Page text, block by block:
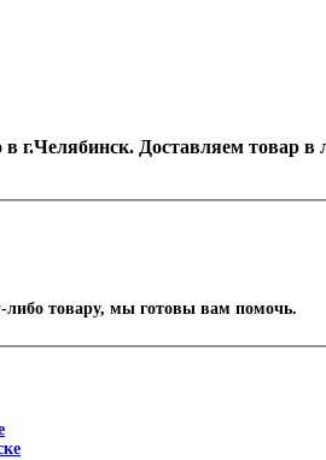
г.Челябинск. Доставляем товар
либо товару, мы готовы вам помочь.